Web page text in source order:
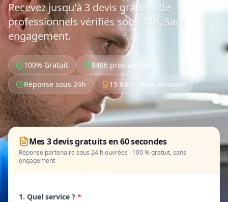
Recevez jusqu'à 3 devis gratuits de
professionnels vérifiés sous 24h. Sans
engagement.
100% Gratuit
9486 pros vérifiés
Réponse sous 24h
15 847+ devis envoyés
Mes 3 devis gratuits en 60 secondes
Réponse partenaire sous 24 h ouvrées · 100 % gratuit, sans
engagement
1. Quel service ? *